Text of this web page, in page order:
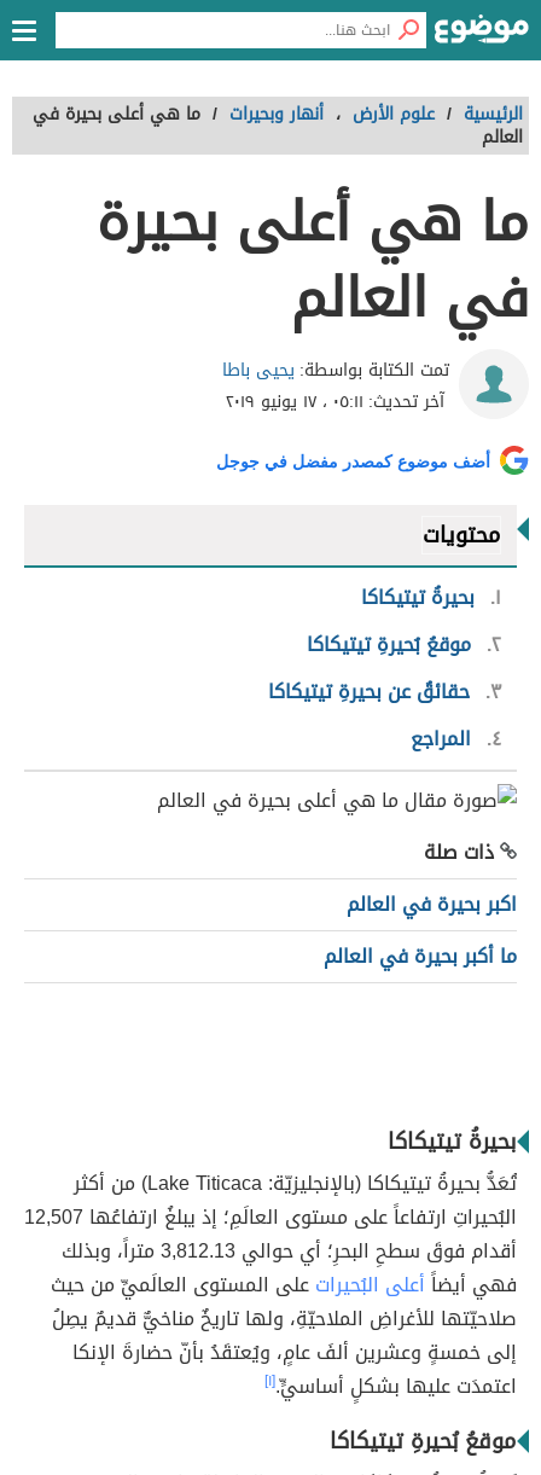
الرئيسية / علوم الأرض ، أنهار وبحيرات / ما هي أعلى بحيرة في
العالم
ما هي أعلى بحيرة
في العالم
تمت الكتابة بواسطة: يحيى باطا
آخر تحديث: ٠٥:١١ ، ١٧ يونيو ٢٠١٩
أضف موضوع كمصدر مفضل في جوجل
محتويات
١ بحيرةُ تيتيكاكا
٢ موقعُ بُحيرةِ تيتيكاكا
٣ حقائقُ عن بحيرةِ تيتيكاكا
٤
المراجع
ذات صلة
اكبر بحيرة في العالم
ما أكبر بحيرة في العالم
بحيرةُ تيتيكاكا
تُعَدُّ بحيرةُ تيتيكاكا (بالإنجليزيّة: Lake Titicaca) من أكثر
البُحيراتِ ارتفاعاً على مستوى العالَمِ؛ إذ يبلغُ ارتفاعُها 12,507
أقدام فوقَ سطحِ البحرِ؛ أي حوالي 3,812.13 متراً، وبذلك
فهي أيضاًأعلى البُحيراتعلى المستوى العالَميِّ من حيث
صلاحيّتها للأغراضِ الملاحيّةِ، ولها تاريخٌ مناخيٌّ قديمٌ يصِلُ
إلى خمسةٍ وعشرين ألفَ عامٍ، ويُعتقَدُ بأنّ حضارةَ الإنكا
اعتمدَت عليها بشكلٍ أساسيٍّ.[١]
موقعُ بُحيرةِ تيتيكاكا